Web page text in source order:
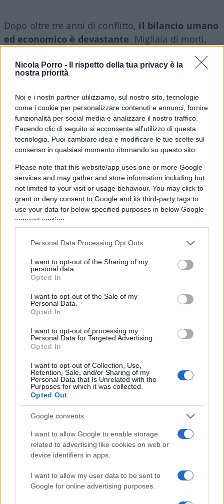
Nicola Porro -
Il rispetto della tua privacy è la
nostra priorità
Noi e i nostri partner utilizziamo, sul nostro sito, tecnologie
come i cookie per personalizzare contenuti e annunci, fornire
funzionalità per social media e analizzare il nostro traffico.
Facendo clic di seguito si acconsente all'utilizzo di questa
tecnologia. Puoi cambiare idea e modificare le tue scelte sul
consenso in qualsiasi momento ritornando su questo sito
Please note that this website/app uses one or more Google
services and may gather and store information including but
not limited to your visit or usage behaviour. You may click to
grant or deny consent to Google and its third-party tags to
use your data for below specified purposes in below Google
consent section.
Personal Data Processing Opt Outs
I want to opt-out of the Sharing of my
personal data.
Opted In
I want to opt-out of the Sale of my
Personal Data.
Opted In
I want to opt-out of processing my
Personal Data for Targeted Advertising.
Opted In
I want to opt-out of Collection, Use,
Retention, Sale, and/or Sharing of my
Personal Data that Is Unrelated with the
Purposes for which it was collected.
Opted Out
Google consents
I want to allow Google to enable storage
related to advertising like cookies on web or
device identifiers in apps.
I want to allow my user data to be sent to
Google for online advertising purposes.
Dopo oltre tre anni di conflitto, il bilancio umano
ed economico è devastante. Migliaia di morti,
hanno segnato l’Ucraina, mentre l’Europa ha
subito gli effetti collaterali della guerra, tra cui
rincari energetici e instabilità economica. Il
sostegno occidentale a Kiev è stato giusto e
necessario per difendere il principio di
autodeterminazione,ma ora è cruciale trovare
una via d’uscita diplomaticache garantisca la
Il presidente Donald Trump sta lavorando per una
soluzione che porti alla fine della guerra.
Nonostante la sinistra tenda a liquidare
Donald
Trump come un pericolo per la democrazia,
basandosi su pregiudizi ideologici e su una
mainstream, i fatti dimostrano un quadro ben più
complesso e sfaccettato. Non si può ignorare
suo approccio pragmatico alla politica estera
che lo ha portato a esplorare soluzioni
saputo o voluto perseguire.
Un esempio emblematico è
la Corea del Nord, culminato negli incontri storici
con Kim Jong-un. Per la prima volta un presidente
americano ha intrapreso un confronto senza
pregiudizi ideologici, cercando di disinnescare
stesso modo, Trump ha perseguito una politica di
disimpegno militare, opponendosi alle cosiddette